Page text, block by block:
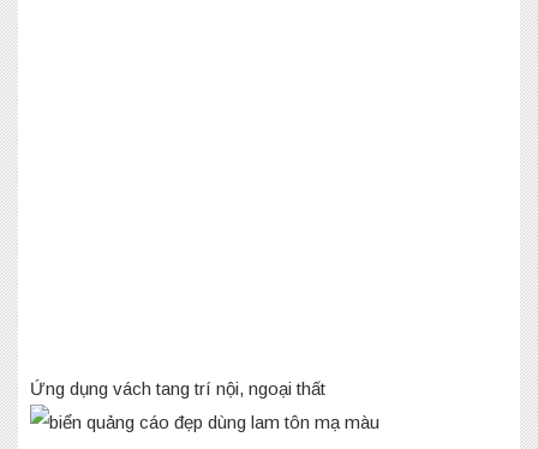
Ứng dụng vách tang trí nội, ngoại thất